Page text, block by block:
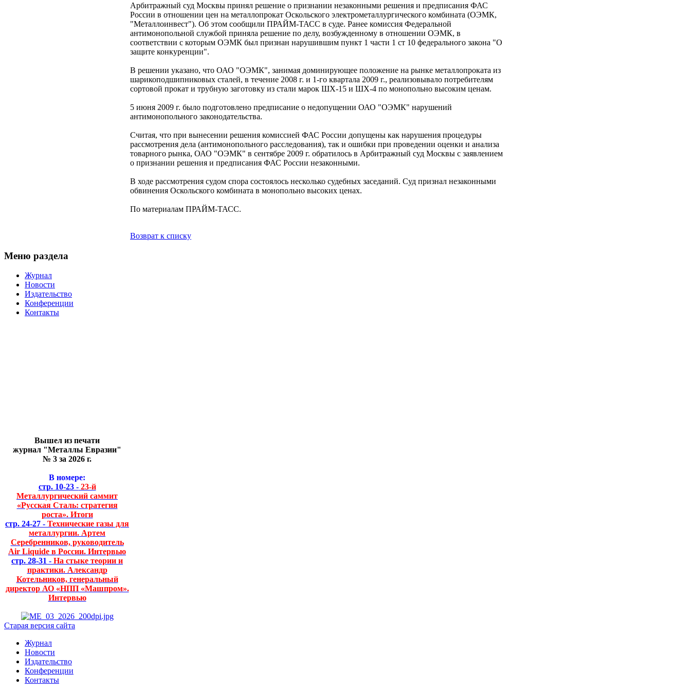
Арбитражный суд Москвы принял решение о признании незаконными решения и предписания ФАС
России в отношении цен на металлопрокат Оскольского электрометаллургического комбината (ОЭМК,
"Металлоинвест"). Об этом сообщили ПРАЙМ-ТАСС в суде. Ранее комиссия Федеральной
антимонопольной службой приняла решение по делу, возбужденному в отношении ОЭМК, в
соответствии с которым ОЭМК был признан нарушившим пункт 1 части 1 ст 10 федерального закона "О
защите конкуренции".
В решении указано, что ОАО "ОЭМК", занимая доминирующее положение на рынке металлопроката из
шарикоподшипниковых сталей, в течение 2008 г. и 1-го квартала 2009 г., реализовывало потребителям
сортовой прокат и трубную заготовку из стали марок ШХ-15 и ШХ-4 по монопольно высоким ценам.
5 июня 2009 г. было подготовлено предписание о недопущении ОАО "ОЭМК" нарушений
антимонопольного законодательства.
Считая, что при вынесении решения комиссией ФАС России допущены как нарушения процедуры
рассмотрения дела (антимонопольного расследования), так и ошибки при проведении оценки и анализа
товарного рынка, ОАО "ОЭМК" в сентябре 2009 г. обратилось в Арбитражный суд Москвы с заявлением
о признании решения и предписания ФАС России незаконными.
В ходе рассмотрения судом спора состоялось несколько судебных заседаний. Суд признал незаконными
обвинения Оскольского комбината в монопольно высоких ценах.
По материалам ПРАЙМ-ТАСС.
Возврат к списку
Меню раздела
Журнал
Новости
Издательство
Конференции
Контакты
Вышел из печати
журнал "Металлы Евразии"
№ 3 за 2026 г.
В номере:
стр. 10-23 -23-й
Металлургический саммит
«Русская Сталь: стратегия
роста». Итоги
стр. 24-27 - Технические газы для
металлургии. Артем
Серебренников, руководитель
Air Liquide в России. Интервью
стр. 28-31 - На стыке теории и
практики. Александр
Котельников, генеральный
директор АО «НПП «Машпром».
Интервью
Старая версия сайта
Журнал
Новости
Издательство
Конференции
Контакты